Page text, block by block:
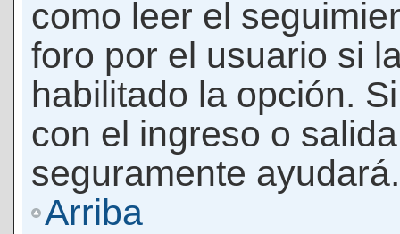
como leer el
foro por el usuario si
habilitado la opción.
con el ingreso o
seguramente ayudará.
Arriba